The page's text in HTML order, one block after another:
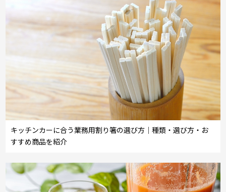
キッチンカーに合う業務用割り箸の選び方｜種類・選び方・お
すすめ商品を紹介